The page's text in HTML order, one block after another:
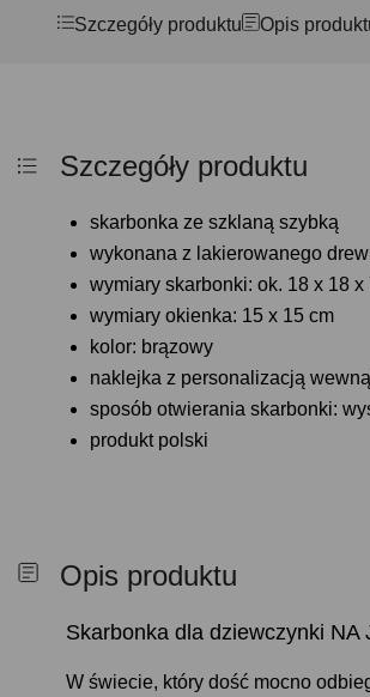
Szczegóły produktu Opis
Szczegóły produktu
skarbonka ze szklaną szybką
wykonana z lakierowanego
wymiary skarbonki: ok. 18 x 18
wymiary okienka: 15 x 15 cm
kolor: brązowy
naklejka z personalizacją
sposób otwierania skarbonki:
produkt polski
Opis produktu
Skarbonka dla dziewczynki NA
W świecie, który dość mocno